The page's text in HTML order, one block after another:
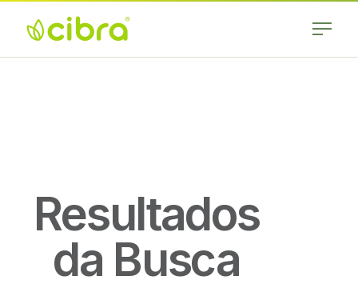
content
Resultados
da Busca